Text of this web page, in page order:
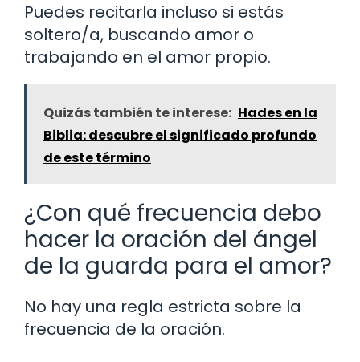
Puedes recitarla incluso si estás
soltero/a, buscando amor o
trabajando en el amor propio.
Quizás también te interese: Hades en la
Biblia: descubre el significado profundo
de este término
¿Con qué frecuencia debo
hacer la oración del ángel
de la guarda para el amor?
No hay una regla estricta sobre la
frecuencia de la oración.